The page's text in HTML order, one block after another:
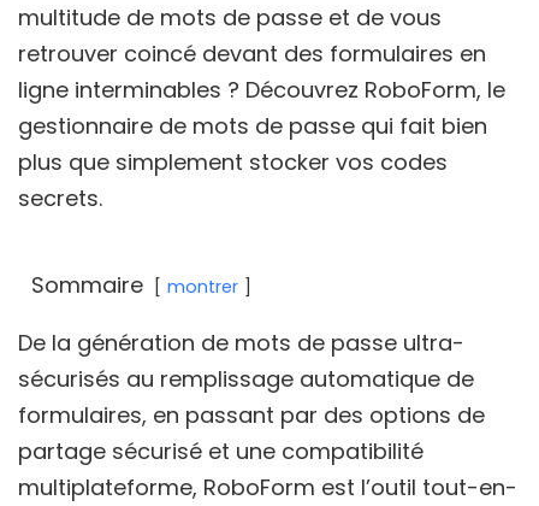
multitude de mots de passe et de vous
retrouver coincé devant des formulaires en
ligne interminables ? Découvrez RoboForm, le
gestionnaire de mots de passe qui fait bien
plus que simplement stocker vos codes
secrets.
Sommaire montrer
De la génération de mots de passe ultra-
sécurisés au remplissage automatique de
formulaires, en passant par des options de
partage sécurisé et une compatibilité
multiplateforme, RoboForm est l’outil tout-en-